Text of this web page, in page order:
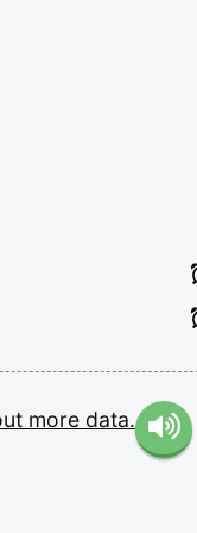
more data.